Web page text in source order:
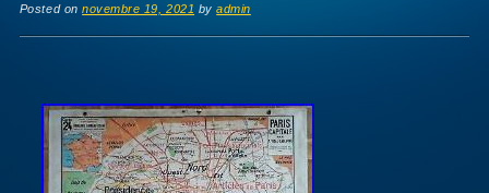
Posted onnovembre 19, 2021 byadmin